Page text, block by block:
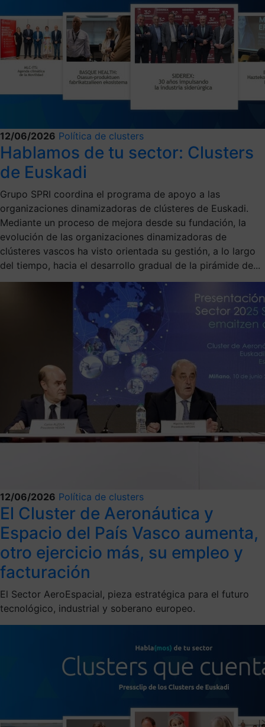
12/06/2026 Política de clusters
Hablamos de tu sector: Clusters
de Euskadi
Grupo SPRI coordina el programa de apoyo a las
organizaciones dinamizadoras de clústeres de Euskadi.
Mediante un proceso de mejora desde su fundación, la
evolución de las organizaciones dinamizadoras de
clústeres vascos ha visto orientada su gestión, a lo largo
del tiempo, hacia el desarrollo gradual de la pirámide de...
12/06/2026 Política de clusters
El Cluster de Aeronáutica y
Espacio del País Vasco aumenta,
otro ejercicio más, su empleo y
facturación
El Sector AeroEspacial, pieza estratégica para el futuro
tecnológico, industrial y soberano europeo.